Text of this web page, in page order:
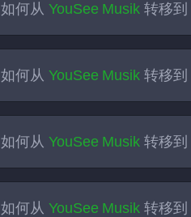
如何从 YouSee Musik 转移到
如何从 YouSee Musik 转移到
如何从 YouSee Musik 转移到
如何从 YouSee Musik 转移到